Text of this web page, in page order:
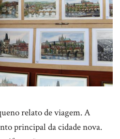
relato de viagem. A
principal da cidade nova.